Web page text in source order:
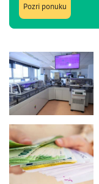
Pozri ponuku